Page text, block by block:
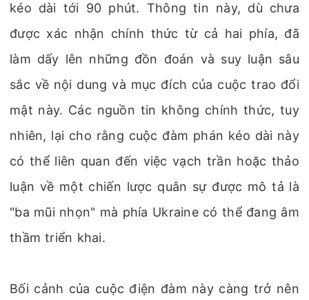
kéo dài tới 90 phút. Thông tin này, dù chưa
được xác nhận chính thức từ cả hai phía, đã
làm dấy lên những đồn đoán và suy luận sâu
sắc về nội dung và mục đích của cuộc trao đổi
mật này. Các nguồn tin không chính thức, tuy
nhiên, lại cho rằng cuộc đàm phán kéo dài này
có thể liên quan đến việc vạch trần hoặc thảo
luận về một chiến lược quân sự được mô tả là
"ba mũi nhọn" mà phía Ukraine có thể đang âm
thầm triển khai.
Bối cảnh của cuộc điện đàm này càng trở nên